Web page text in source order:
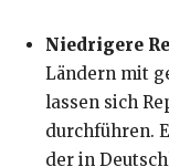
Niedrigere
Ländern mit
lassen sich
durchführen.
der in